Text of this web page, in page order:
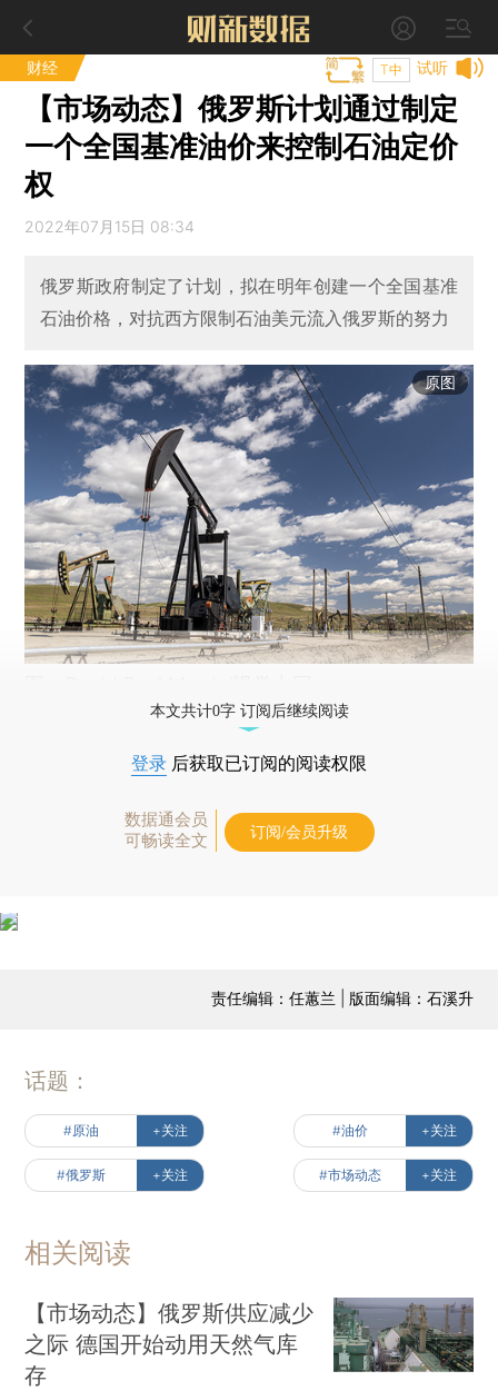
财经 试听
T中
【市场动态】俄罗斯计划通过制定
一个全国基准油价来控制石油定价
权
2022年07月15日 08:34
俄罗斯政府制定了计划，拟在明年创建一个全国基准
石油价格，对抗西方限制石油美元流入俄罗斯的努力
原图
本文共计0字 订阅后继续阅读
登录 后获取已订阅的阅读权限
数据通会员
可畅读全文
订阅/会员升级
责任编辑：任蕙兰 | 版面编辑：石溪升
话题：
#原油 +关注 #油价 +关注
#俄罗斯 +关注 #市场动态 +关注
相关阅读
【市场动态】俄罗斯供应减少
之际 德国开始动用天然气库
存